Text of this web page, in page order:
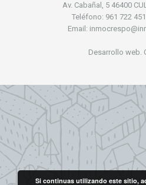
Av. Cabañal, 5 46400
Teléfono: 961 722
Email:
Desarrollo web.
Si continuas utilizando este sitio,